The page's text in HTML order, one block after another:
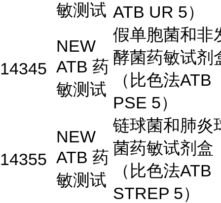
敏测试 ATB UR 5）
14345
NEW
ATB 药
敏测试
假单胞菌和非
酵菌药敏试剂
（比色法ATB
PSE 5）
14355
NEW
ATB 药
敏测试
链球菌和肺炎
菌药敏试剂盒
（比色法ATB
STREP 5）